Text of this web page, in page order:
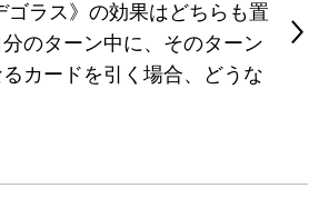
ゴラス》の効果はどちらも置
のターン中に、そのターン
カードを引く場合、どうな